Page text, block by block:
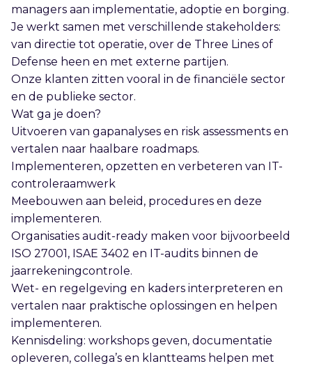
managers aan implementatie, adoptie en borging.
Je werkt samen met verschillende stakeholders:
van directie tot operatie, over de Three Lines of
Defense heen en met externe partijen.
Onze klanten zitten vooral in de financiële sector
en de publieke sector.
Wat ga je doen?
Uitvoeren van gapanalyses en risk assessments en
vertalen naar haalbare roadmaps.
Implementeren, opzetten en verbeteren van IT-
controleraamwerk
Meebouwen aan beleid, procedures en deze
implementeren.
Organisaties audit-ready maken voor bijvoorbeeld
ISO 27001, ISAE 3402 en IT-audits binnen de
jaarrekeningcontrole.
Wet- en regelgeving en kaders interpreteren en
vertalen naar praktische oplossingen en helpen
implementeren.
Kennisdeling: workshops geven, documentatie
opleveren, collega’s en klantteams helpen met